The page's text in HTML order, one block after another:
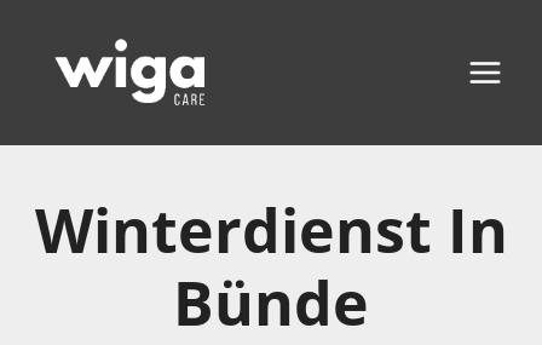
Inhalt
springen
Winterdienst In
Bünde